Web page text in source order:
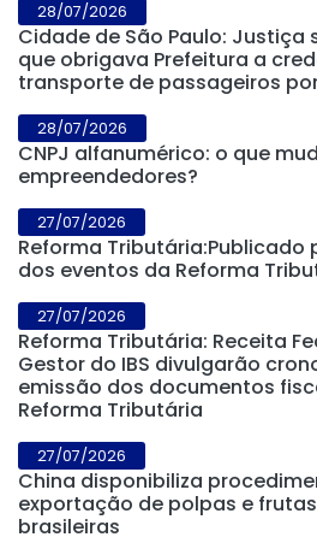
28/07/2026
Cidade de São Paulo: Justiça
que obrigava Prefeitura a
transporte de passageiros
28/07/2026
CNPJ alfanumérico: o que
empreendedores?
27/07/2026
Reforma Tributária:Publicado
dos eventos da Reforma
27/07/2026
Reforma Tributária: Receita
Gestor do IBS divulgarão
emissão dos documentos
Reforma Tributária
27/07/2026
China disponibiliza
exportação de polpas e
brasileiras